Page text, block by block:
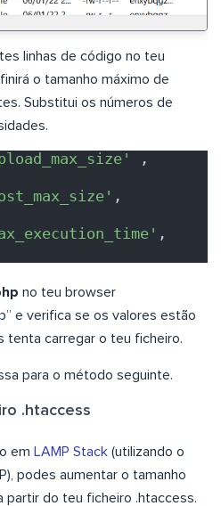
linhas de código no teu
o tamanho máximo de
Substitui os números de
no teu browser
e verifica se os valores estão
tenta carregar o teu ficheiro.
para o método seguinte.
.htaccess
em LAMP Stack (utilizando o
podes aumentar o tamanho
partir do teu ficheiro .htaccess.